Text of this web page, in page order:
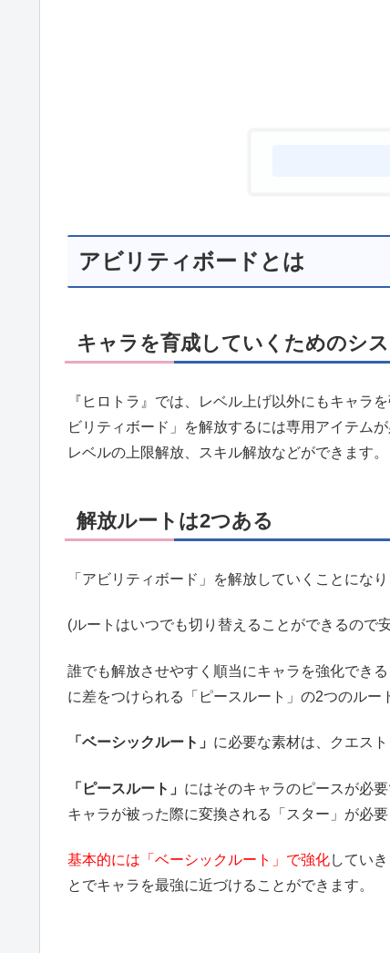
アビリティボードとは
キャラを育成していくためのシ
『ヒロトラ』では、レベル上げ以外にもキャラ
ビリティボード」を解放するには専用アイテム
レベルの上限解放、スキル解放などができます。
解放ルートは2つある
「アビリティボード」を解放していくことにな
(ルートはいつでも切り替えることができるので
誰でも解放させやすく順当にキャラを強化でき
に差をつけられる「ピースルート」の2つのルー
「ベーシックルート」 に必要な素材は、クエス
「ピースルート」 にはそのキャラのピースが必
キャラが被った際に変換される「スター」が必
基本的には「ベーシックルート」で強化してい
とでキャラを最強に近づけることができます。